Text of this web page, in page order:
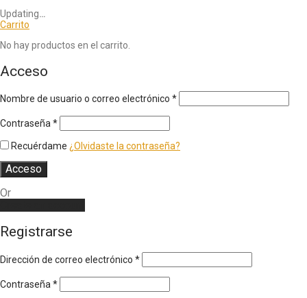
Updating…
Carrito
No hay productos en el carrito.
Acceso
Nombre de usuario o correo electrónico *
Contraseña *
Recuérdame ¿Olvidaste la contraseña?
Acceso
Or
Registrarse
Dirección de correo electrónico *
Contraseña *